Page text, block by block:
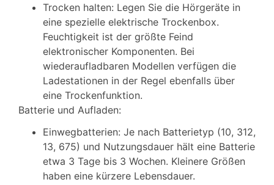
Trocken halten: Legen Sie die Hörgeräte in
eine spezielle elektrische Trockenbox.
Feuchtigkeit ist der größte Feind
elektronischer Komponenten. Bei
wiederaufladbaren Modellen verfügen die
Ladestationen in der Regel ebenfalls über
eine Trockenfunktion.
Batterie und Aufladen:
Einwegbatterien: Je nach Batterietyp (10, 312,
13, 675) und Nutzungsdauer hält eine Batterie
etwa 3 Tage bis 3 Wochen. Kleinere Größen
haben eine kürzere Lebensdauer.